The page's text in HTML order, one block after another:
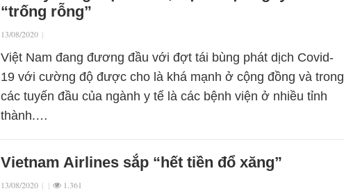
“trống rỗng”
13/08/2020 |
Việt Nam đang đương đầu với đợt tái bùng phát dịch Covid-
19 với cường độ được cho là khá mạnh ở cộng đồng và trong
các tuyến đầu của ngành y tế là các bệnh viện ở nhiều tỉnh
thành.…
Vietnam Airlines sắp “hết tiền đổ xăng”
13/08/2020 | | 1.361